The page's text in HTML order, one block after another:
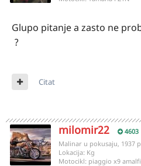
Glupo pitanje a zasto ne
?
Citat
milomir22 4603
Malinar u pokusaju, 1937
Lokacija: Kg
Motocikl: piaggio x9